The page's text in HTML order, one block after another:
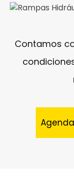
Contamos